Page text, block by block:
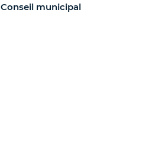
Conseil municipal